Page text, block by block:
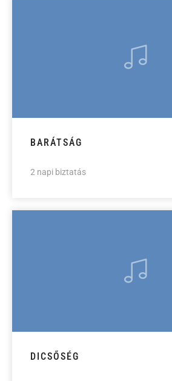
BARÁTSÁG
2 napi biztatás
DICSŐSÉG